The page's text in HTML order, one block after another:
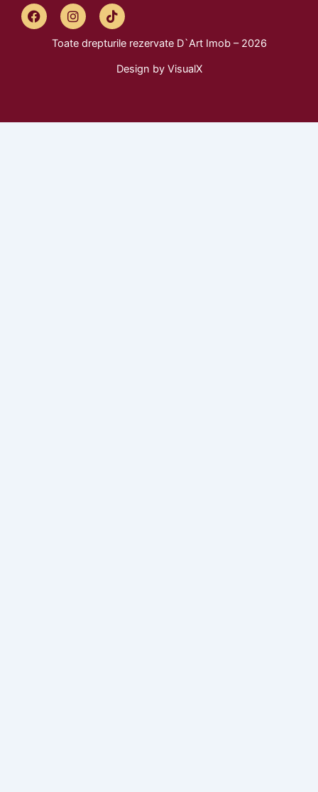
F
a
c
I
n
s
t
T
i
k
t
k
Toate drepturile rezervate D`Art Imob – 2026
Design by VisualX